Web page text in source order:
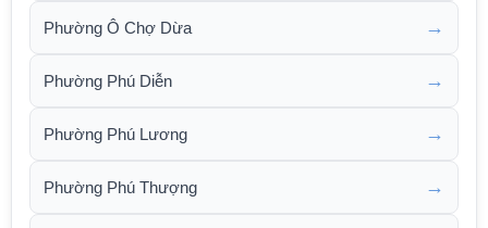
Phường Ô Chợ Dừa →
Phường Phú Diễn →
Phường Phú Lương →
Phường Phú Thượng →